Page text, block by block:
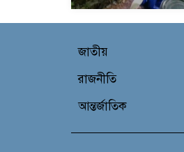
জাতীয়
রাজনীতি
আন্তর্জাতিক